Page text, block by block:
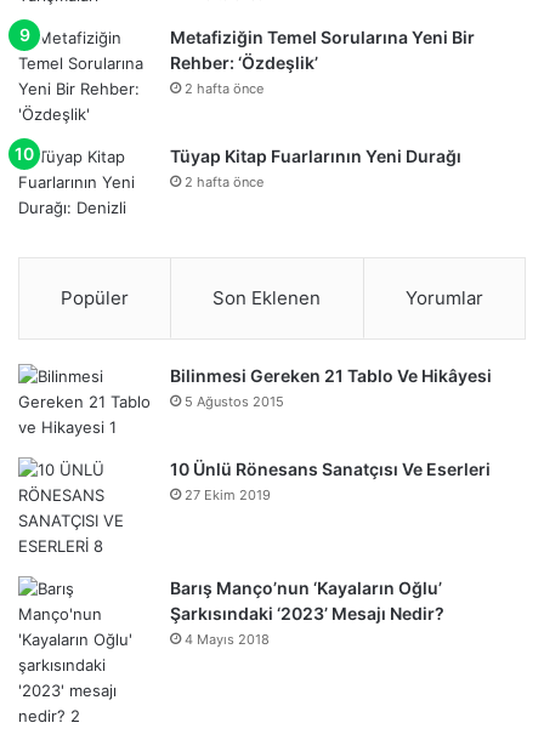
Metafiziğin Temel Sorularına Yeni Bir
Rehber: ‘Özdeşlik’
2 hafta önce
Tüyap Kitap Fuarlarının Yeni Durağı
2 hafta önce
Popüler Son Eklenen Yorumlar
Bilinmesi Gereken 21 Tablo Ve Hikâyesi
5 Ağustos 2015
10 Ünlü Rönesans Sanatçısı Ve Eserleri
27 Ekim 2019
Barış Manço’nun ‘Kayaların Oğlu’
Şarkısındaki ‘2023’ Mesajı Nedir?
4 Mayıs 2018